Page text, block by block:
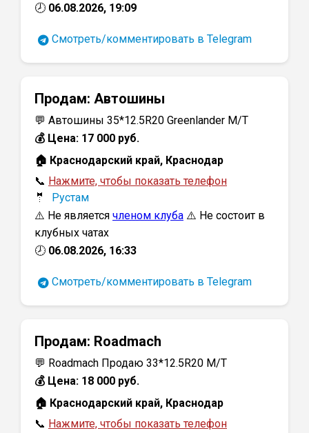
🕗 06.08.2026, 19:09
Смотреть/комментировать в Telegram
Продам: Автошины
💬 Автошины 35*12.5R20 Greenlander M/T
💰 Цена: 17 000 руб.
🏠 Краснодарский край, Краснодар
📞 Нажмите, чтобы показать телефон
🤵
Рустам
⚠️ Не является членом клуба ⚠️ Не состоит в
клубных чатах
🕗 06.08.2026, 16:33
Смотреть/комментировать в Telegram
Продам: Roadmach
💬 Roadmach Продаю 33*12.5R20 M/T
💰 Цена: 18 000 руб.
🏠 Краснодарский край, Краснодар
📞 Нажмите, чтобы показать телефон